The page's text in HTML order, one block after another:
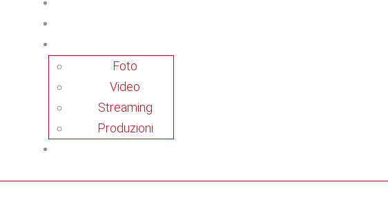
Foto
Video
Streaming
Produzioni